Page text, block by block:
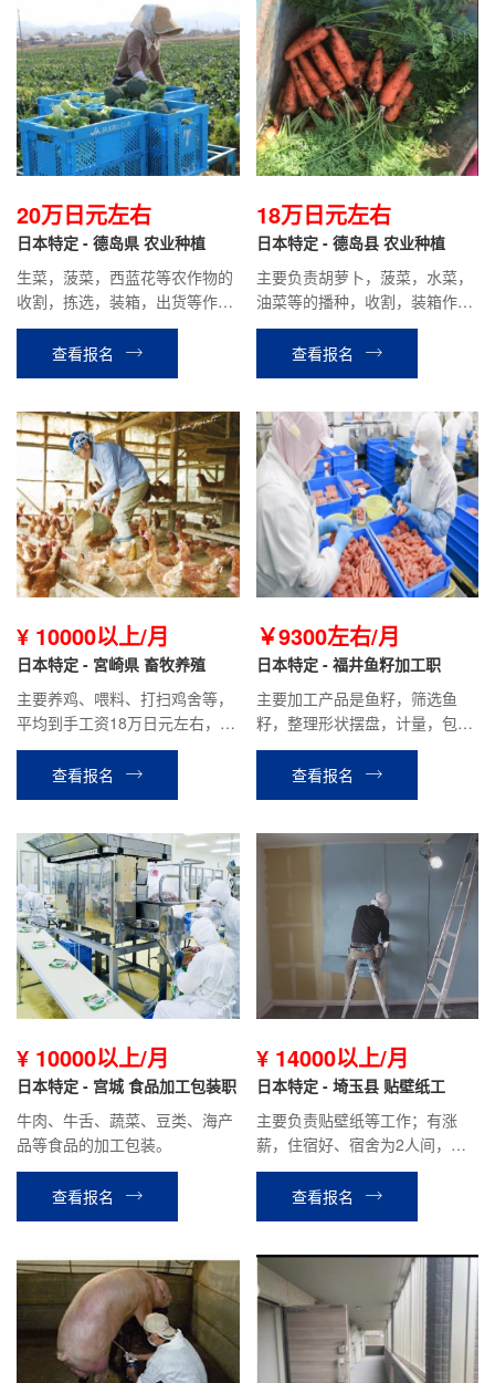
20万日元左右
日本特定 - 德岛県 农业种植
生菜，菠菜，西蓝花等农作物的
收割，拣选，装箱，出货等作
业；时给900日元，到手工资20
万日元左右。
查看报名
18万日元左右
日本特定 - 德岛县 农业种植
主要负责胡萝卜，菠菜，水菜，
油菜等的播种，收割，装箱作业
等工作，时给1000日元，平均到
手工资：18万日元左右。
查看报名
¥ 10000以上/月
日本特定 - 宮崎県 畜牧养殖
主要养鸡、喂料、打扫鸡舍等，
平均到手工资18万日元左右，公
司报销5万日元赴日机票，据个
人表现有奖金，宿舍费用低。
查看报名
￥9300左右/月
日本特定 - 福井鱼籽加工职
主要加工产品是鱼籽，筛选鱼
籽，整理形状摆盘，计量，包装
等工作，常温工作。平均到手工
资18万日元左右，无夜班，工作
轻松。
查看报名
¥ 10000以上/月
日本特定 - 宫城 食品加工包装职
牛肉、牛舌、蔬菜、豆类、海产
品等食品的加工包装。
查看报名
¥ 14000以上/月
日本特定 - 埼玉县 贴壁纸工
主要负责贴壁纸等工作；有涨
薪，住宿好、宿舍为2人间，驾
驶员补助1000日元/天（开车上
下班）。查看报名